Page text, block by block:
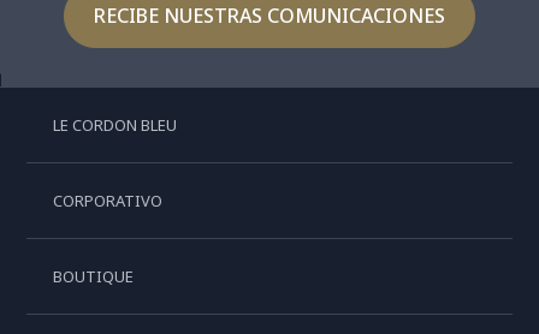
RECIBE NUESTRAS COMUNICACIONES
LE CORDON BLEU
CORPORATIVO
BOUTIQUE